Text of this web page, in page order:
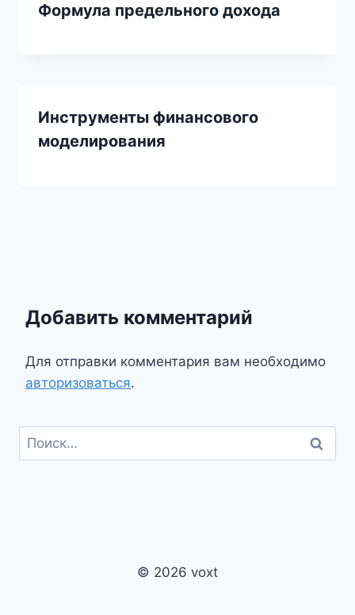
Формула предельного дохода
Инструменты финансового
моделирования
Добавить комментарий
Для отправки комментария вам необходимо
авторизоваться.
Найти:
© 2026 voxt